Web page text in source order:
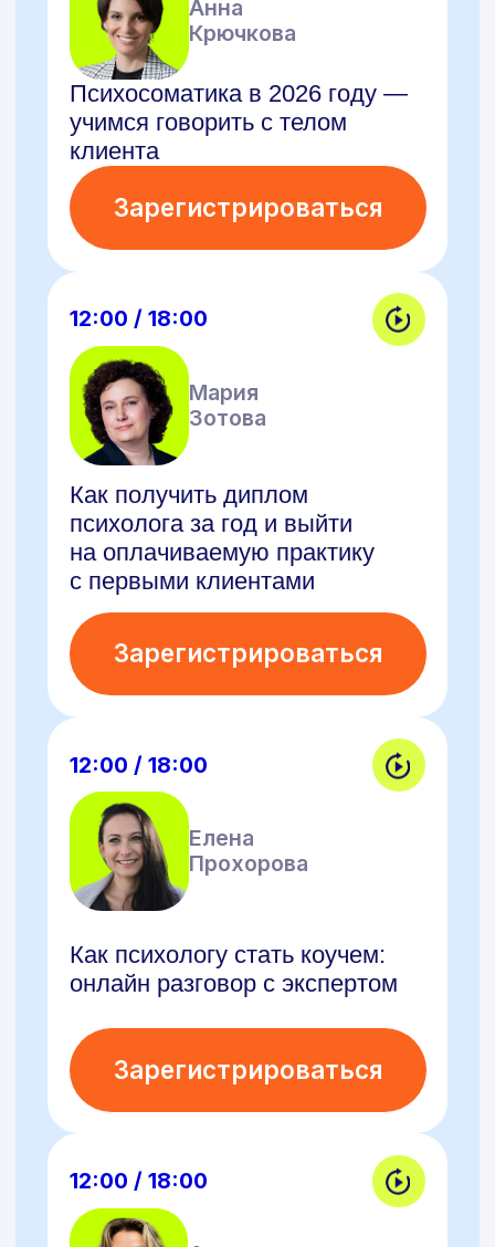
психолога за год и выйти
на оплачиваемую практику
с первыми клиентами
Зарегистрироваться
12:00 / 18:00
Елена
Как психологу стать коучем:
онлайн разговор с экспертом
Зарегистрироваться
12:00 / 18:00
Анастасия
Дедюхина
«У меня РПП»:
как психологу работать
с такими клиентами